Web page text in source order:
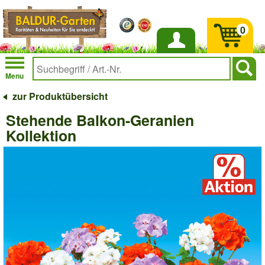
Anmelden
Menu
0
zur Produktübersicht
Stehende Balkon-Geranien
Kollektion